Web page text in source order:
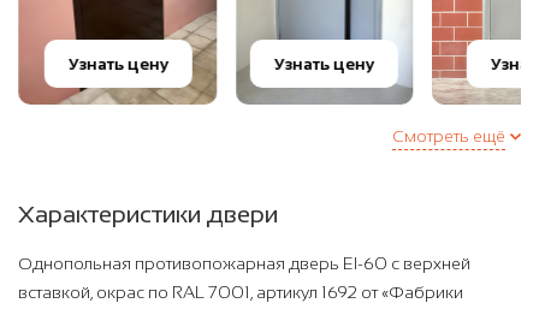
Узнать цену Узнать цену
Смотреть ещё
Характеристики двери
Однопольная противопожарная дверь EI-60 с верхней
вставкой, окрас по RAL 7001, артикул 1692 от «Фабрики